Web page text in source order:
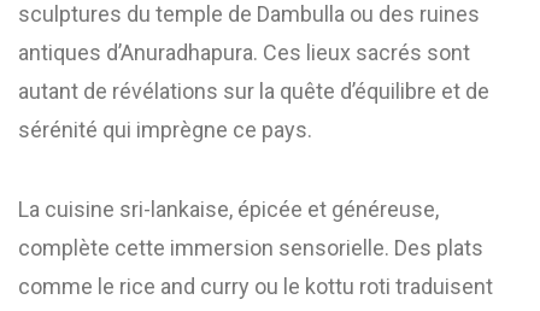
sculptures du temple de Dambulla ou des ruines
antiques d’Anuradhapura. Ces lieux sacrés sont
autant de révélations sur la quête d’équilibre et de
sérénité qui imprègne ce pays.
La cuisine sri-lankaise, épicée et généreuse,
complète cette immersion sensorielle. Des plats
comme le rice and curry ou le kottu roti traduisent